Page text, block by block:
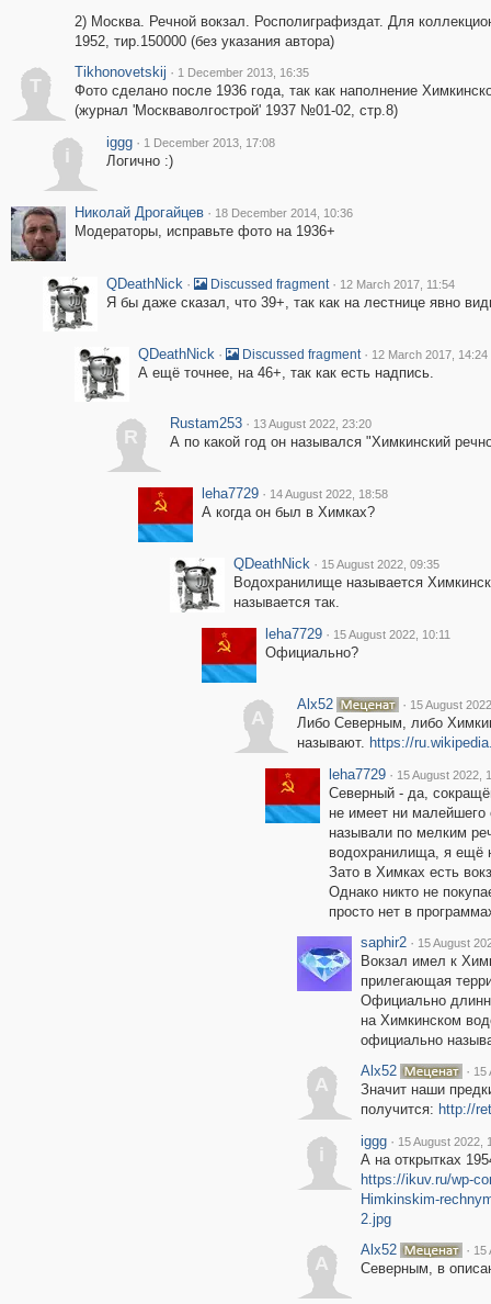
2) Москва. Речной вокзал. Росполиграфиздат. Для
1952, тир.150000 (без указания автора)
T
Tikhonovetskij · 1 December 2013, 16:35
Фото сделано после 1936 года, так как наполнение
(журнал 'Москваволгострой' 1937 №01-02, стр.8)
i
iggg · 1 December 2013, 17:08
Логично :)
Николай Дрогайцев · 18 December 2014, 10:36
Модераторы, исправьте фото на 1936+
QDeathNick · Discussed fragment · 12 March 2017, 11:54
Я бы даже сказал, что 39+, так как на лестнице явно
QDeathNick · Discussed fragment · 12 March 2017, 14:24
А ещё точнее, на 46+, так как есть надпись.
R
Rustam253 · 13 August 2022, 23:20
А по какой год он назывался "Химкинский
leha7729 · 14 August 2022, 18:58
А когда он был в Химках?
QDeathNick · 15 August 2022, 09:35
Водохранилище называется
называется так.
leha7729 · 15 August 2022, 10:11
Официально?
A
Alx52 · 15 August
Либо Северным, либо
называют. https://
leha7729 · 15 August 2022,
Северный - да,
не имеет ни
называли по мелким
водохранилища, я ещё
Зато в Химках есть
Однако никто не
просто нет в
saphir2 · 15 August
Вокзал имел к
прилегающая
Официально
на Химкинском
официально
A
Alx52 · 15
Значит наши
получится: http://
i
iggg · 15 August 2022,
А на открытках
https://ikuv.ru/wp-
Himkinskim-
2.jpg
A
Alx52 · 15
Северным, в